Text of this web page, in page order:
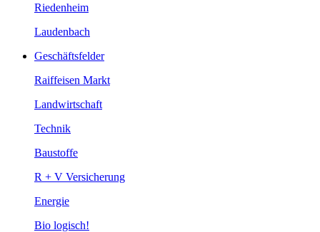
Riedenheim
Laudenbach
Geschäftsfelder
Raiffeisen Markt
Landwirtschaft
Technik
Baustoffe
R + V Versicherung
Energie
Bio logisch!